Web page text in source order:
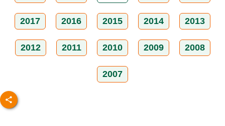
2017 2016 2015 2014 2013
2012 2011 2010 2009 2008
2007